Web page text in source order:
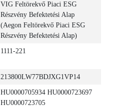
VIG Feltörekvő Piaci ESG
Részvény Befektetési Alap
(Aegon Feltörekvő Piaci ESG
Részvény Befektetési Alap)
1111-221
213800LW77BDJXG1VP14
HU0000705934 HU0000723697
HU0000723705